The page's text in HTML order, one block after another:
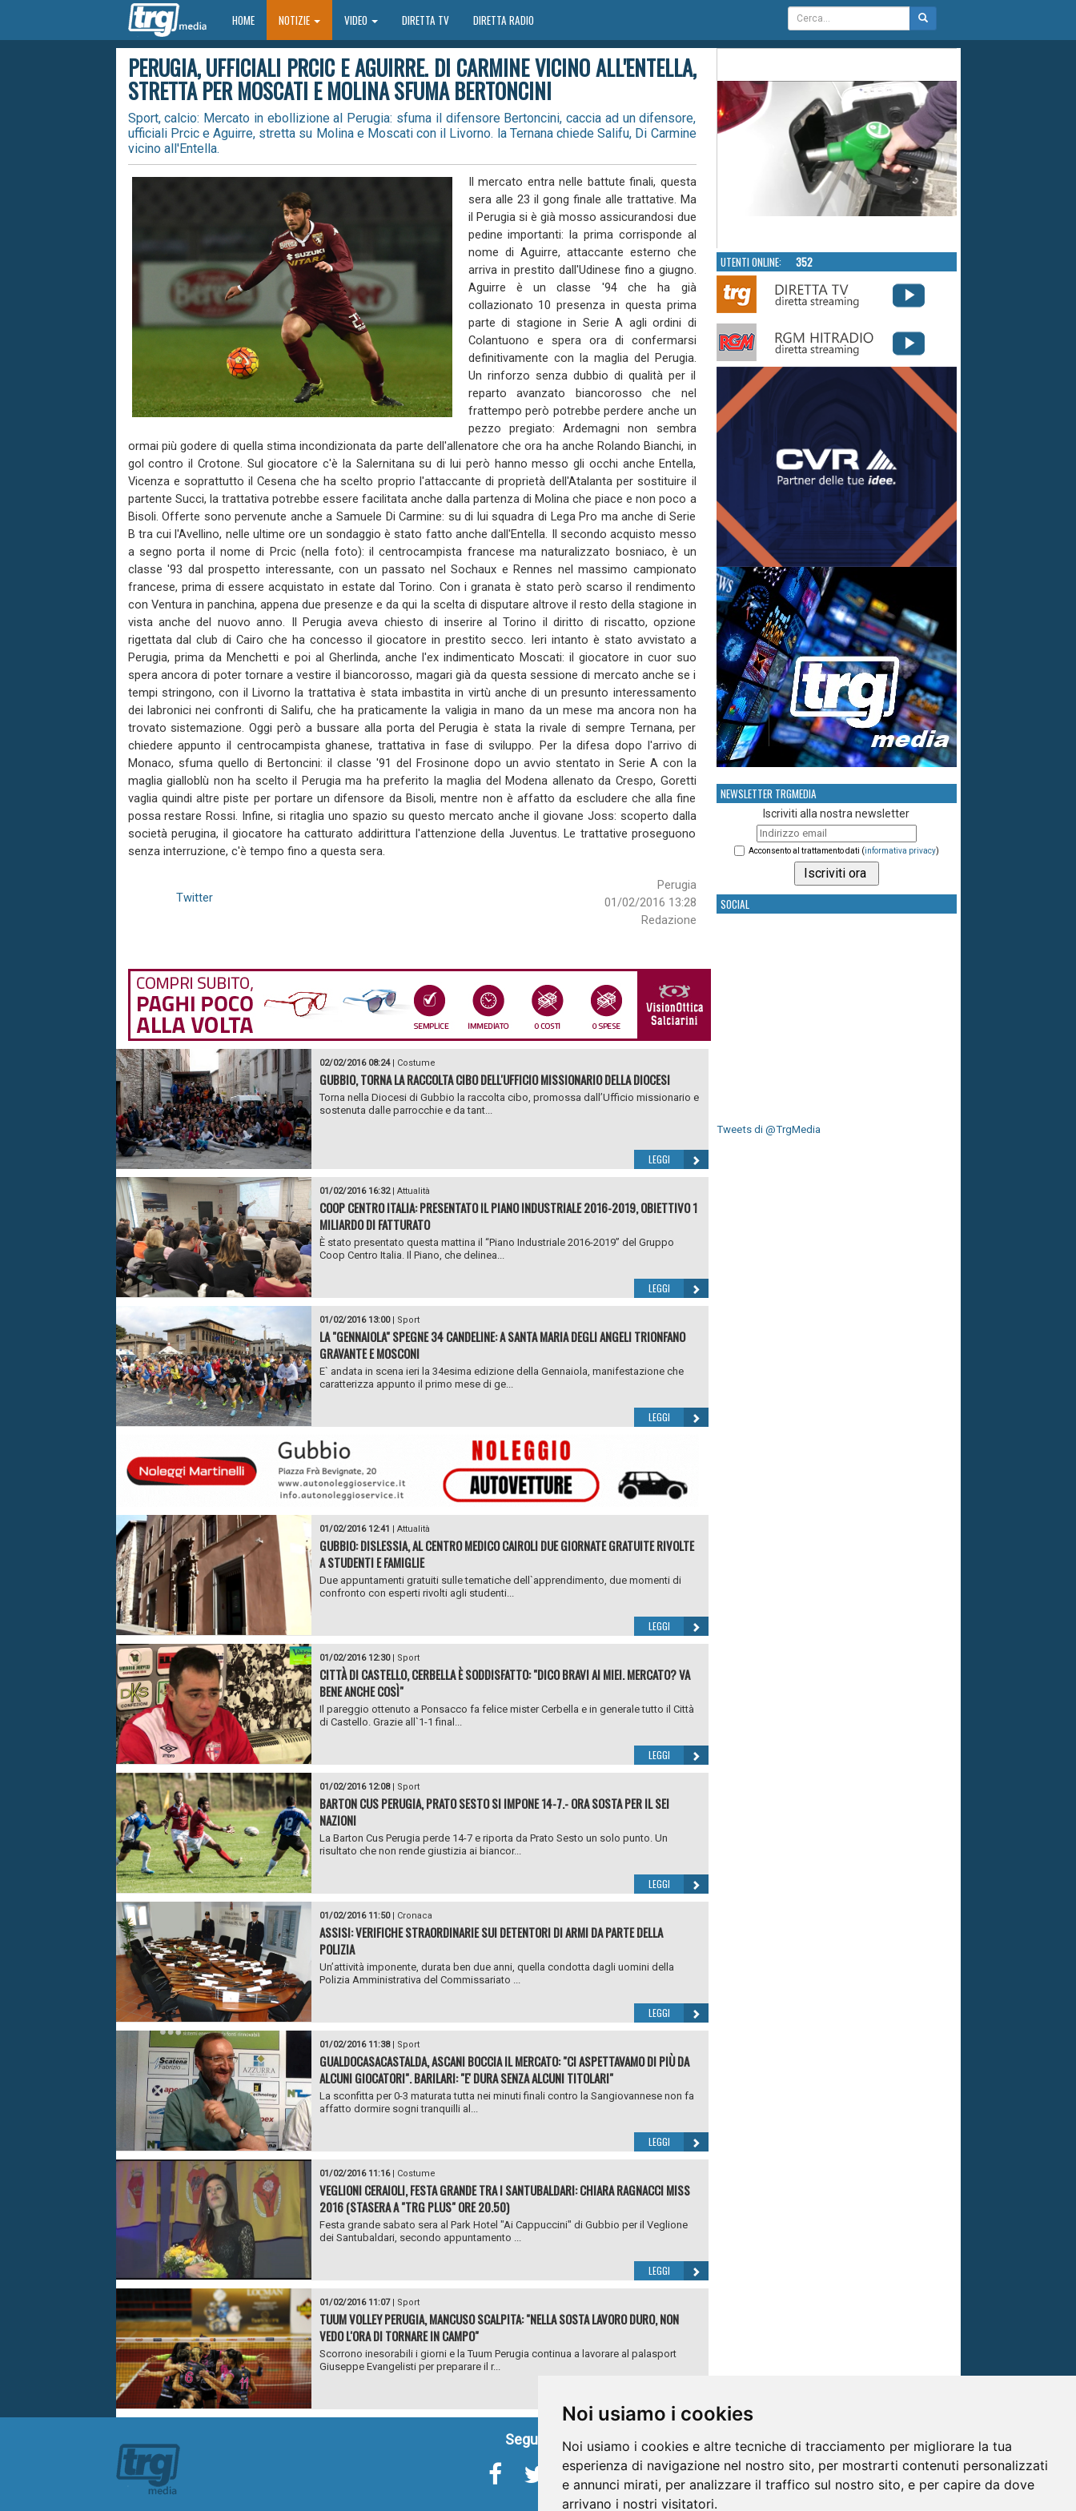
Noi usiamo i cookies
Noi usiamo i cookies e altre tecniche di tracciamento per migliorare la tua
esperienza di navigazione nel nostro sito, per mostrarti contenuti personalizzati
e annunci mirati, per analizzare il traffico sul nostro sito, e per capire da dove
arrivano i nostri visitatori.
HOMEHOME NOTIZIE VIDEO DIRETTA TV DIRETTA RADIO
PERUGIA, UFFICIALI PRCIC E AGUIRRE. DI CARMINE VICINO ALL'ENTELLA,
STRETTA PER MOSCATI E MOLINA SFUMA BERTONCINI
Sport, calcio: Mercato in ebollizione al Perugia: sfuma il difensore Bertoncini, caccia ad un difensore,
ufficiali Prcic e Aguirre, stretta su Molina e Moscati con il Livorno. la Ternana chiede Salifu, Di Carmine
vicino all'Entella.
Il mercato entra nelle battute finali, questa
sera alle 23 il gong finale alle trattative. Ma
il Perugia si è già mosso assicurandosi due
pedine importanti: la prima corrisponde al
nome di Aguirre, attaccante esterno che
arriva in prestito dall'Udinese fino a giugno.
Aguirre è un classe '94 che ha già
collazionato 10 presenza in questa prima
parte di stagione in Serie A agli ordini di
Colantuono e spera ora di confermarsi
definitivamente con la maglia del Perugia.
Un rinforzo senza dubbio di qualità per il
reparto avanzato biancorosso che nel
frattempo però potrebbe perdere anche un
pezzo pregiato: Ardemagni non sembra
ormai più godere di quella stima incondizionata da parte dell'allenatore che ora ha anche Rolando Bianchi, in
gol contro il Crotone. Sul giocatore c'è la Salernitana su di lui però hanno messo gli occhi anche Entella,
Vicenza e soprattutto il Cesena che ha scelto proprio l'attaccante di proprietà dell'Atalanta per sostituire il
partente Succi, la trattativa potrebbe essere facilitata anche dalla partenza di Molina che piace e non poco a
Bisoli. Offerte sono pervenute anche a Samuele Di Carmine: su di lui squadra di Lega Pro ma anche di Serie
B tra cui l'Avellino, nelle ultime ore un sondaggio è stato fatto anche dall'Entella. Il secondo acquisto messo
a segno porta il nome di Prcic (nella foto): il centrocampista francese ma naturalizzato bosniaco, è un
classe '93 dal prospetto interessante, con un passato nel Sochaux e Rennes nel massimo campionato
francese, prima di essere acquistato in estate dal Torino. Con i granata è stato però scarso il rendimento
con Ventura in panchina, appena due presenze e da qui la scelta di disputare altrove il resto della stagione in
vista anche del nuovo anno. Il Perugia aveva chiesto di inserire al Torino il diritto di riscatto, opzione
rigettata dal club di Cairo che ha concesso il giocatore in prestito secco. Ieri intanto è stato avvistato a
Perugia, prima da Menchetti e poi al Gherlinda, anche l'ex indimenticato Moscati: il giocatore in cuor suo
spera ancora di poter tornare a vestire il biancorosso, magari già da questa sessione di mercato anche se i
tempi stringono, con il Livorno la trattativa è stata imbastita in virtù anche di un presunto interessamento
dei labronici nei confronti di Salifu, che ha praticamente la valigia in mano da un mese ma ancora non ha
trovato sistemazione. Oggi però a bussare alla porta del Perugia è stata la rivale di sempre Ternana, per
chiedere appunto il centrocampista ghanese, trattativa in fase di sviluppo. Per la difesa dopo l'arrivo di
Monaco, sfuma quello di Bertoncini: il classe '91 del Frosinone dopo un avvio stentato in Serie A con la
maglia gialloblù non ha scelto il Perugia ma ha preferito la maglia del Modena allenato da Crespo, Goretti
vaglia quindi altre piste per portare un difensore da Bisoli, mentre non è affatto da escludere che alla fine
possa restare Rossi. Infine, si ritaglia uno spazio su questo mercato anche il giovane Joss: scoperto dalla
società perugina, il giocatore ha catturato addirittura l'attenzione della Juventus. Le trattative proseguono
senza interruzione, c'è tempo fino a questa sera.
Perugia
01/02/2016 13:28
Redazione
Twitter
02/02/2016 08:24| Costume
GUBBIO, TORNA LA RACCOLTA CIBO DELL'UFFICIO MISSIONARIO DELLA DIOCESI
Torna nella Diocesi di Gubbio la raccolta cibo, promossa dall’Ufficio missionario e
sostenuta dalle parrocchie e da tant...
LEGGI
01/02/2016 16:32| Attualità
COOP CENTRO ITALIA: PRESENTATO IL PIANO INDUSTRIALE 2016-2019, OBIETTIVO 1
MILIARDO DI FATTURATO
È stato presentato questa mattina il “Piano Industriale 2016-2019” del Gruppo
Coop Centro Italia. Il Piano, che delinea...
LEGGI
01/02/2016 13:00| Sport
LA "GENNAIOLA" SPEGNE 34 CANDELINE: A SANTA MARIA DEGLI ANGELI TRIONFANO
GRAVANTE E MOSCONI
E` andata in scena ieri la 34esima edizione della Gennaiola, manifestazione che
caratterizza appunto il primo mese di ge...
LEGGI
01/02/2016 12:41 | Attualità
GUBBIO: DISLESSIA, AL CENTRO MEDICO CAIROLI DUE GIORNATE GRATUITE RIVOLTE
A STUDENTI E FAMIGLIE
Due appuntamenti gratuiti sulle tematiche dell`apprendimento, due momenti di
confronto con esperti rivolti agli studenti...
LEGGI
01/02/2016 12:30| Sport
CITTÀ DI CASTELLO, CERBELLA È SODDISFATTO: "DICO BRAVI AI MIEI. MERCATO? VA
BENE ANCHE COSÌ"
Il pareggio ottenuto a Ponsacco fa felice mister Cerbella e in generale tutto il Città
di Castello. Grazie all`1-1 final...
LEGGI
01/02/2016 12:08| Sport
BARTON CUS PERUGIA, PRATO SESTO SI IMPONE 14-7.- ORA SOSTA PER IL SEI
NAZIONI
La Barton Cus Perugia perde 14-7 e riporta da Prato Sesto un solo punto. Un
risultato che non rende giustizia ai biancor...
LEGGI
01/02/2016 11:50| Cronaca
ASSISI: VERIFICHE STRAORDINARIE SUI DETENTORI DI ARMI DA PARTE DELLA
POLIZIA
Un’attività imponente, durata ben due anni, quella condotta dagli uomini della
Polizia Amministrativa del Commissariato ...
LEGGI
01/02/2016 11:38| Sport
GUALDOCASACASTALDA, ASCANI BOCCIA IL MERCATO: "CI ASPETTAVAMO DI PIÙ DA
ALCUNI GIOCATORI". BARILARI: "E' DURA SENZA ALCUNI TITOLARI"
La sconfitta per 0-3 maturata tutta nei minuti finali contro la Sangiovannese non fa
affatto dormire sogni tranquilli al...
LEGGI
01/02/2016 11:16| Costume
VEGLIONI CERAIOLI, FESTA GRANDE TRA I SANTUBALDARI: CHIARA RAGNACCI MISS
2016 (STASERA A "TRG PLUS" ORE 20.50)
Festa grande sabato sera al Park Hotel "Ai Cappuccini" di Gubbio per il Veglione
dei Santubaldari, secondo appuntamento ...
LEGGI
01/02/2016 11:07| Sport
TUUM VOLLEY PERUGIA, MANCUSO SCALPITA: "NELLA SOSTA LAVORO DURO, NON
VEDO L'ORA DI TORNARE IN CAMPO"
Scorrono inesorabili i giorni e la Tuum Perugia continua a lavorare al palasport
Giuseppe Evangelisti per preparare il r...
UTENTI ONLINE: 352
NEWSLETTER TRGMEDIA
Iscriviti alla nostra newsletter
Acconsento al trattamento dati (informativa privacy)
SOCIAL
Tweets di @TrgMedia
Seguici su